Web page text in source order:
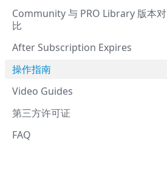
Community 与 PRO Library 版本对
比
After Subscription Expires
操作指南
Video Guides
第三方许可证
FAQ